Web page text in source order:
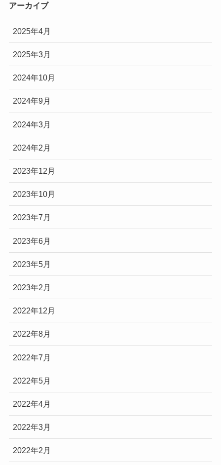
アーカイブ
2025年4月
2025年3月
2024年10月
2024年9月
2024年3月
2024年2月
2023年12月
2023年10月
2023年7月
2023年6月
2023年5月
2023年2月
2022年12月
2022年8月
2022年7月
2022年5月
2022年4月
2022年3月
2022年2月